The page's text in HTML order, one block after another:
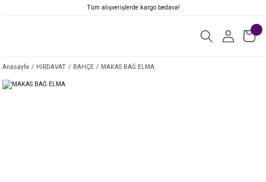
Tüm alışverişlerde kargo bedava!
Anasayfa HIRDAVAT BAHÇE MAKAS BAĞ ELMA